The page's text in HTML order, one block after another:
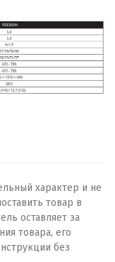
характер и не
товар в
оставляет за
товара, его
без